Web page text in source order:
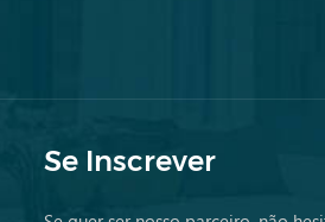
Se Inscrever